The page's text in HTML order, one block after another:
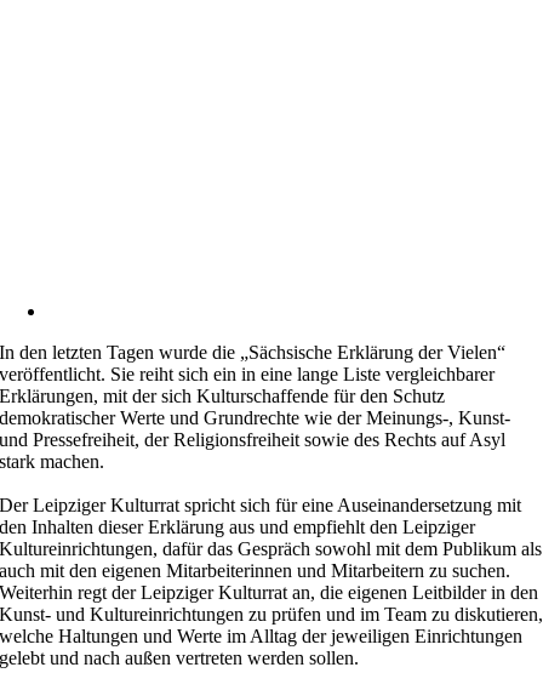
In den letzten Tagen wurde die „Sächsische Erklärung der Vielen“
veröffentlicht. Sie reiht sich ein in eine lange Liste vergleichbarer
Erklärungen, mit der sich Kulturschaffende für den Schutz
demokratischer Werte und Grundrechte wie der Meinungs-, Kunst-
und Pressefreiheit, der Religionsfreiheit sowie des Rechts auf Asyl
stark machen.
Der Leipziger Kulturrat spricht sich für eine Auseinandersetzung mit
den Inhalten dieser Erklärung aus und empfiehlt den Leipziger
Kultureinrichtungen, dafür das Gespräch sowohl mit dem Publikum als
auch mit den eigenen Mitarbeiterinnen und Mitarbeitern zu suchen.
Weiterhin regt der Leipziger Kulturrat an, die eigenen Leitbilder in den
Kunst- und Kultureinrichtungen zu prüfen und im Team zu diskutieren,
welche Haltungen und Werte im Alltag der jeweiligen Einrichtungen
gelebt und nach außen vertreten werden sollen.